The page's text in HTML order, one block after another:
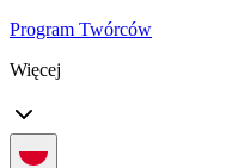
Program Twórców
Więcej